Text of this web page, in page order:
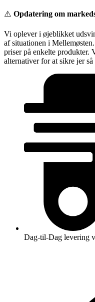
Videre
indhold
⚠️ Opdatering om
Vi oplever i øjeblikket
af situationen i
priser på enkelte
alternativer for at sikre jer
Dag-til-Dag levering